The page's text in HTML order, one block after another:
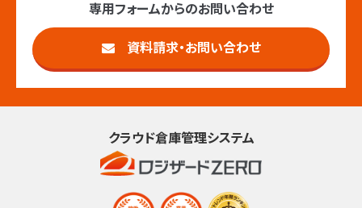
専用フォームからのお問い合わせ
資料請求・お問い合わせ
クラウド倉庫管理システム